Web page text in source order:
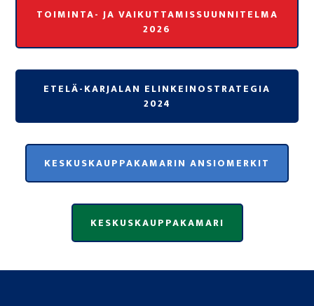
TOIMINTA- JA VAIKUTTAMISSUUNNITELMA
2026
ETELÄ-KARJALAN ELINKEINOSTRATEGIA
2024
KESKUSKAUPPAKAMARIN ANSIOMERKIT
KESKUSKAUPPAKAMARI